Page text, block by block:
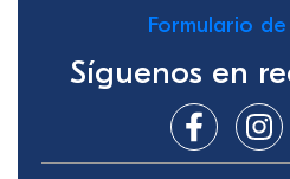
Formulario
Síguenos en